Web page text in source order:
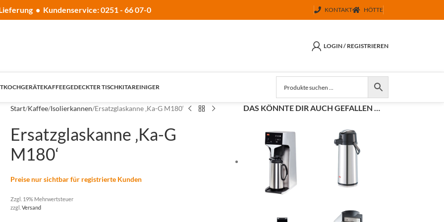
• Kundenservice: 0251 - 66 07-0 KONTAKT HÖTTE
LOGIN / REGISTRIEREN
KOCHGERÄTEKAFFEEGEDECKTER TISCHKITAREINIGER
Start Kaffee Isolierkannen Ersatzglaskanne ‚Ka-G M180‘
Ersatzglaskanne ‚Ka-G
M180‘
Preise nur sichtbar für registrierte Kunden
Zzgl. 19% Mehrwertsteuer
zzgl.Versand
DAS KÖNNTE DIR AUCH GEFALLEN …